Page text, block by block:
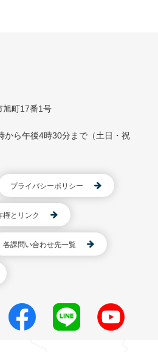
町17番1号
から午後4時30分まで（土日・祝
プライバシーポリシー
権とリンク
各課問い合わせ先一覧